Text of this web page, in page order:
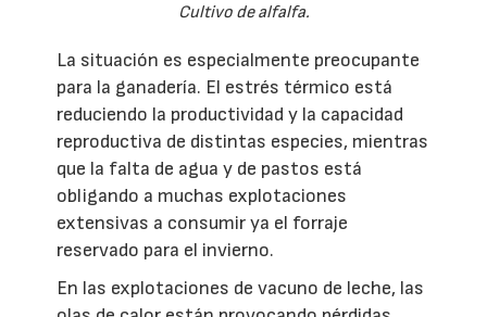
Cultivo de alfalfa.
La situación es especialmente preocupante
para la ganadería. El estrés térmico está
reduciendo la productividad y la capacidad
reproductiva de distintas especies, mientras
que la falta de agua y de pastos está
obligando a muchas explotaciones
extensivas a consumir ya el forraje
reservado para el invierno.
En las explotaciones de vacuno de leche, las